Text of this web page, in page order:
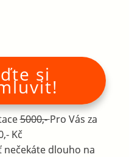
si
5000,-Pro Vás za
Kč
nečekáte dlouho na